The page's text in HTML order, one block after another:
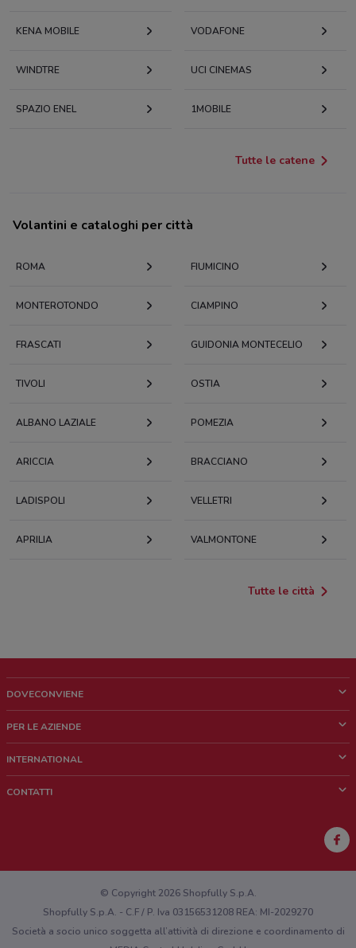
KENA MOBILE VODAFONE
WINDTRE UCI CINEMAS
SPAZIO ENEL 1MOBILE
Tutte le catene
Volantini e cataloghi per città
ROMA FIUMICINO
MONTEROTONDO CIAMPINO
FRASCATI GUIDONIA MONTECELIO
TIVOLI OSTIA
ALBANO LAZIALE POMEZIA
ARICCIA BRACCIANO
LADISPOLI VELLETRI
APRILIA VALMONTONE
Tutte le città
DOVECONVIENE
Chi siamo
Lavora con noi
PER LE AZIENDE
Richieste commerciali e marketing
INTERNATIONAL
CONTATTI
Hai un malfunzionamento sul web o sull'app?
© Copyright 2026 Shopfully S.p.A.
Shopfully S.p.A. - C.F / P. Iva 03156531208 REA: MI-2029270
Società a socio unico soggetta all’attività di direzione e coordinamento di